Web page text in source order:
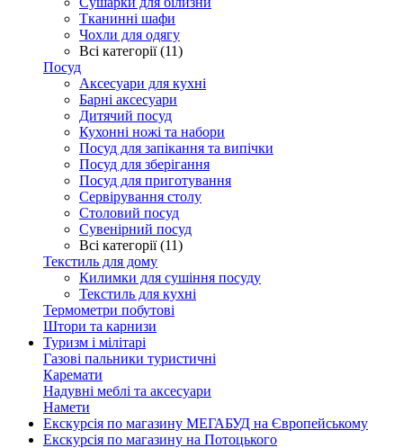
Тканинні шафи
Чохли для одягу
Всі категорії (11)
Посуд
Аксесуари для кухні
Барні аксесуари
Дитячий посуд
Кухонні ножі та набори
Посуд для запікання та випічки
Посуд для зберігання
Посуд для приготування
Сервірування столу
Столовий посуд
Сувенірний посуд
Всі категорії (11)
Текстиль для дому
Килимки для сушіння посуду
Текстиль для кухні
Термометри побутові
Штори та карнизи
Туризм і мілітарі
Газові пальники туристичні
Каремати
Надувні меблі та аксесуари
Намети
Екскурсія по магазину МЕГАБУД на Європейському
Екскурсія по магазину на Потоцького